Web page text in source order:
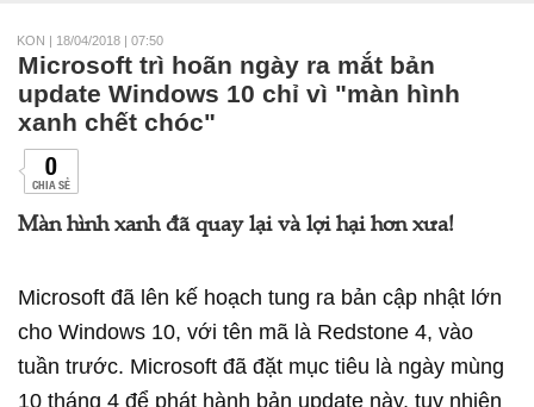
KON | 18/04/2018 | 07:50
Microsoft trì hoãn ngày ra mắt bản
update Windows 10 chỉ vì "màn hình
xanh chết chóc"
0
CHIA SẺ
Màn hình xanh đã quay lại và lợi hại hơn xưa!
Microsoft đã lên kế hoạch tung ra bản cập nhật lớn
cho Windows 10, với tên mã là Redstone 4, vào
tuần trước. Microsoft đã đặt mục tiêu là ngày mùng
10 tháng 4 để phát hành bản update này, tuy nhiên